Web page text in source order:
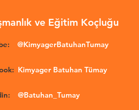
ve Eğitim Koçluğu
@KimyagerBatuhanTumay
Kimyager Batuhan Tümay
@Batuhan_Tumay